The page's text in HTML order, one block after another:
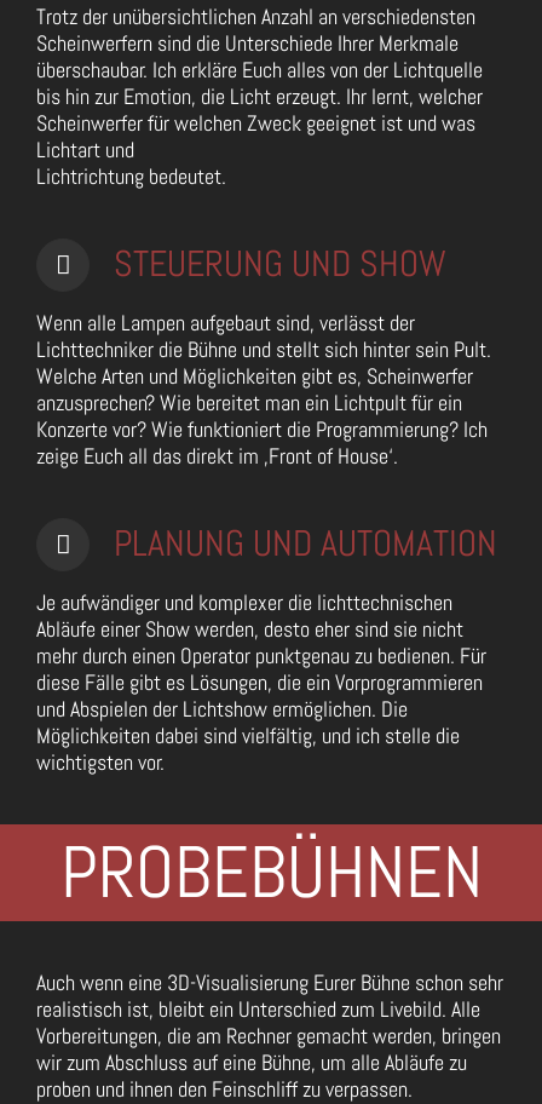
Trotz der unübersichtlichen Anzahl an verschiedensten
Scheinwerfern sind die Unterschiede Ihrer Merkmale
überschaubar. Ich erkläre Euch alles von der Lichtquelle
bis hin zur Emotion, die Licht erzeugt. Ihr lernt, welcher
Scheinwerfer für welchen Zweck geeignet ist und was
Lichtart und
Lichtrichtung bedeutet.
STEUERUNG UND SHOW
Wenn alle Lampen aufgebaut sind, verlässt der
Lichttechniker die Bühne und stellt sich hinter sein Pult.
Welche Arten und Möglichkeiten gibt es, Scheinwerfer
anzusprechen? Wie bereitet man ein Lichtpult für ein
Konzerte vor? Wie funktioniert die Programmierung? Ich
zeige Euch all das direkt im ‚Front of House‘.
PLANUNG UND AUTOMATION
Je aufwändiger und komplexer die lichttechnischen
Abläufe einer Show werden, desto eher sind sie nicht
mehr durch einen Operator punktgenau zu bedienen. Für
diese Fälle gibt es Lösungen, die ein Vorprogrammieren
und Abspielen der Lichtshow ermöglichen. Die
Möglichkeiten dabei sind vielfältig, und ich stelle die
wichtigsten vor.
PROBEBÜHNEN
Auch wenn eine 3D-Visualisierung Eurer Bühne schon sehr
realistisch ist, bleibt ein Unterschied zum Livebild. Alle
Vorbereitungen, die am Rechner gemacht werden, bringen
wir zum Abschluss auf eine Bühne, um alle Abläufe zu
proben und ihnen den Feinschliff zu verpassen.